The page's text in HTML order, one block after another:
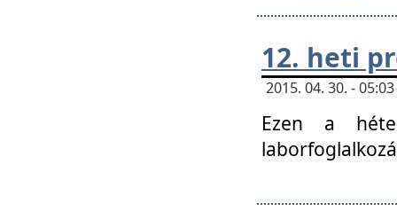
12. heti
2015. 04. 30. -
Ezen a